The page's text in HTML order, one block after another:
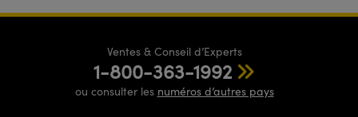
Ventes & Conseil d’Experts
1-800-363-1992
ou consulter les numéros d’autres pays